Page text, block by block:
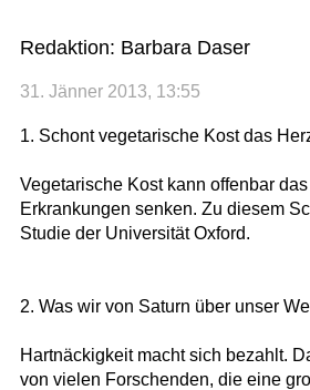
Redaktion: Barbara Daser
31. Jänner 2013, 13:55
1. Schont vegetarische Kost das
Vegetarische Kost kann offenbar
Erkrankungen senken. Zu diesem
Studie der Universität Oxford.
2. Was wir von Saturn über unser
Hartnäckigkeit macht sich bezahlt.
von vielen Forschenden, die eine